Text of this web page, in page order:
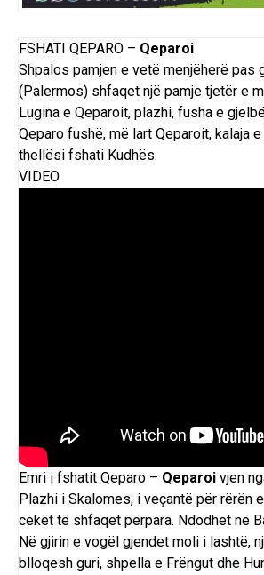
FSHATI QEPARO – Qeparoi
Shpalos pamjen e vetë menjëherë pas
(Palermos) shfaqet një pamje tjetër e
Lugina e Qeparoit, plazhi, fusha e
Qeparo fushë, më lart Qeparoit, kalaja
thellësi fshati Kudhës.
VIDEO
Emri i fshatit Qeparo – Qeparoi vjen
Plazhi i Skalomes, i veçantë për rërën
cekët të shfaqet përpara. Ndodhet në
Në gjirin e vogël gjendet moli i lashtë,
blloqesh guri, shpella e Frëngut dhe